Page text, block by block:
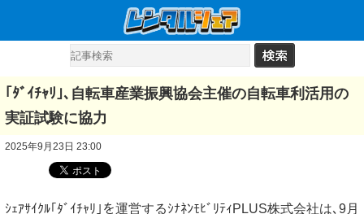
｢ﾀﾞｲﾁｬﾘ｣､自転車産業振興協会主催の自転車利活用の
実証試験に協力
2025年9月23日 23:00
ｼｪｱｻｲｸﾙ｢ﾀﾞｲﾁｬﾘ｣を運営するｼﾅﾈﾝﾓﾋﾞﾘﾃｨPLUS株式会社は､9月